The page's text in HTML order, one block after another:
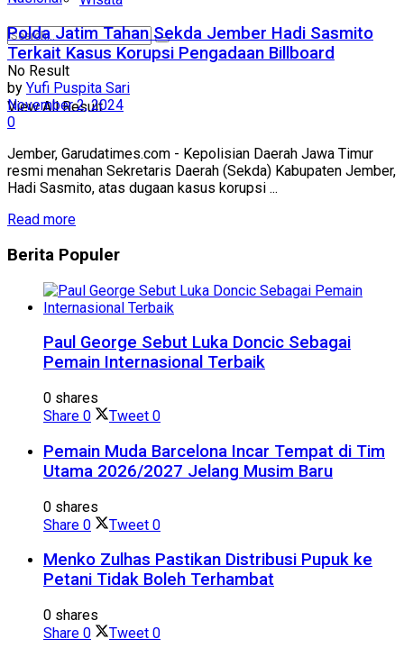
No Result
View All Result
Polda Jatim Tahan Sekda Jember Hadi Sasmito
Terkait Kasus Korupsi Pengadaan Billboard
by Yufi Puspita Sari
November 2, 2024
0
Jember, Garudatimes.com - Kepolisian Daerah Jawa Timur
resmi menahan Sekretaris Daerah (Sekda) Kabupaten Jember,
Hadi Sasmito, atas dugaan kasus korupsi ...
Read more
Berita Populer
Paul George Sebut Luka Doncic Sebagai
Pemain Internasional Terbaik
0 shares
Share 0 Tweet 0
Pemain Muda Barcelona Incar Tempat di Tim
Utama 2026/2027 Jelang Musim Baru
0 shares
Share 0 Tweet 0
Menko Zulhas Pastikan Distribusi Pupuk ke
Petani Tidak Boleh Terhambat
0 shares
Share 0 Tweet 0